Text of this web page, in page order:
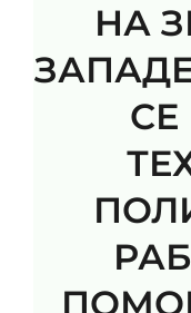
Активности
Публикации
НА
СЕ